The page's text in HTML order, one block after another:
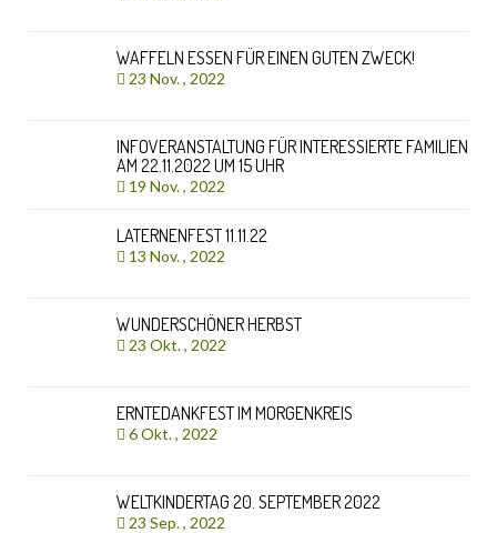
WAFFELN ESSEN FÜR EINEN GUTEN ZWECK!
23 Nov. , 2022
INFOVERANSTALTUNG FÜR INTERESSIERTE FAMILIEN
AM 22.11.2022 UM 15 UHR
19 Nov. , 2022
LATERNENFEST 11.11.22
13 Nov. , 2022
WUNDERSCHÖNER HERBST
23 Okt. , 2022
ERNTEDANKFEST IM MORGENKREIS
6 Okt. , 2022
WELTKINDERTAG 20. SEPTEMBER 2022
23 Sep. , 2022